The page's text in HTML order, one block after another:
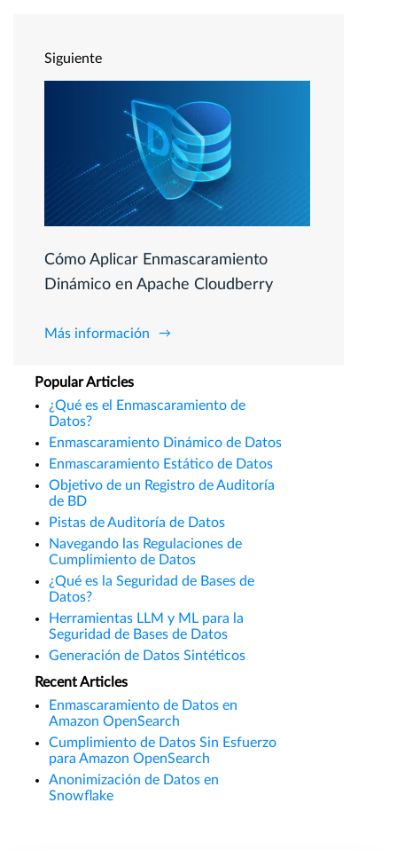
Siguiente
Cómo Aplicar Enmascaramiento
Dinámico en Apache Cloudberry
Más información
Popular Articles
¿Qué es el Enmascaramiento de
Datos?
Enmascaramiento Dinámico de Datos
Enmascaramiento Estático de Datos
Objetivo de un Registro de Auditoría
de BD
Pistas de Auditoría de Datos
Navegando las Regulaciones de
Cumplimiento de Datos
¿Qué es la Seguridad de Bases de
Datos?
Herramientas LLM y ML para la
Seguridad de Bases de Datos
Generación de Datos Sintéticos
Recent Articles
Enmascaramiento de Datos en
Amazon OpenSearch
Cumplimiento de Datos Sin Esfuerzo
para Amazon OpenSearch
Anonimización de Datos en
Snowflake